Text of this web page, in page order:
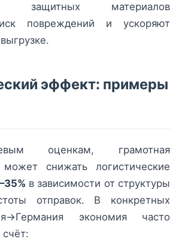
защитных материалов
повреждений и ускоряют
эффект: примеры
оценкам, грамотная
может снижать логистические
в зависимости от структуры
отправок. В конкретных
экономия часто
счёт: